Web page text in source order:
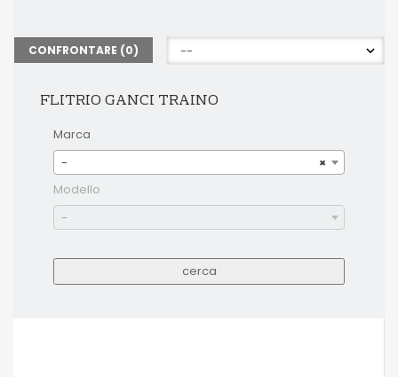
CONFRONTARE (0)
FLITRIO GANCI TRAINO
Marca
×
-
Modello
-